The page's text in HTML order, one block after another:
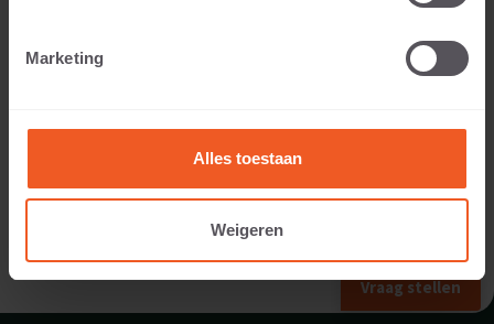
Marketing
Alles toestaan
Weigeren
Vraag stellen